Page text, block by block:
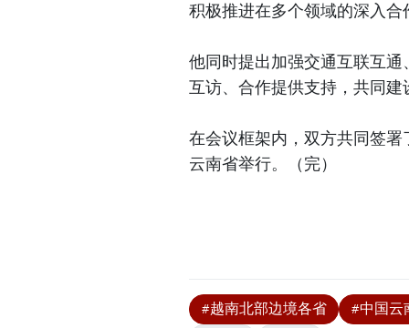
积极推进在多个领域的深入
他同时提出加强交通互联互
互访、合作提供支持，共同
在会议框架内，双方共同签
云南省举行。（完）
#越南北部边境各省
#中国云